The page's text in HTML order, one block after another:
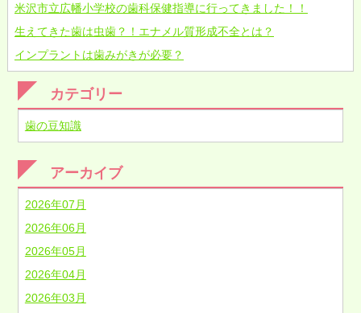
米沢市立広幡小学校の歯科保健指導に行ってきました！！
生えてきた歯は虫歯？！エナメル質形成不全とは？
インプラントは歯みがきが必要？
カテゴリー
歯の豆知識
アーカイブ
2026年07月
2026年06月
2026年05月
2026年04月
2026年03月